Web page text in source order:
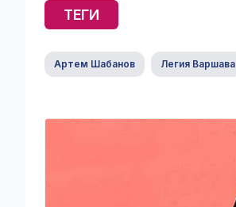
ТЕГИ
Артем Шабанов Легия Варшава